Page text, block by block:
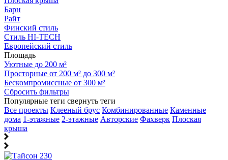
Барн
Райт
Финский стиль
Стиль HI-TECH
Европейский стиль
Площадь
Уютные до 200 м²
Просторные от 200 м² до 300 м²
Бескомпромиссные от 300 м²
Сбросить фильтры
Популярные теги свернуть теги
Все проекты Клееный брус Комбинированные Каменные
дома 1-этажные 2-этажные Авторские Фахверк Плоская
крыша